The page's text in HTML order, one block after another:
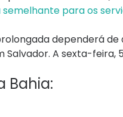
para os
dependerá de
A sexta-feira,
Bahia: